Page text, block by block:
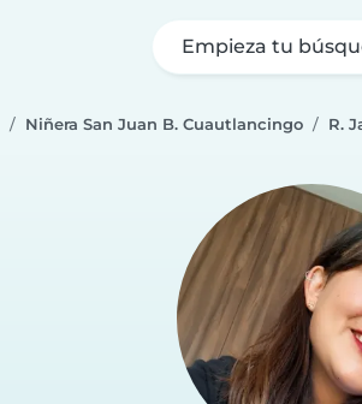
Empieza tu
Niñera San Juan B. Cuautlancingo R.